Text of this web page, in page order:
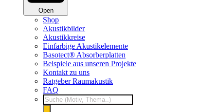
Open
Shop
Akustikbilder
Akustikkreise
Einfarbige Akustikelemente
Basotect® Absorberplatten
Beispiele aus unseren Projekte
Kontakt zu uns
Ratgeber Raumakustik
FAQ
Products
search